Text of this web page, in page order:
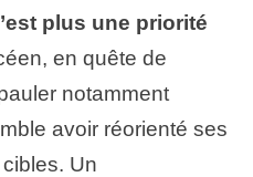
plus une priorité
en quête de
notamment
avoir réorienté ses
Un